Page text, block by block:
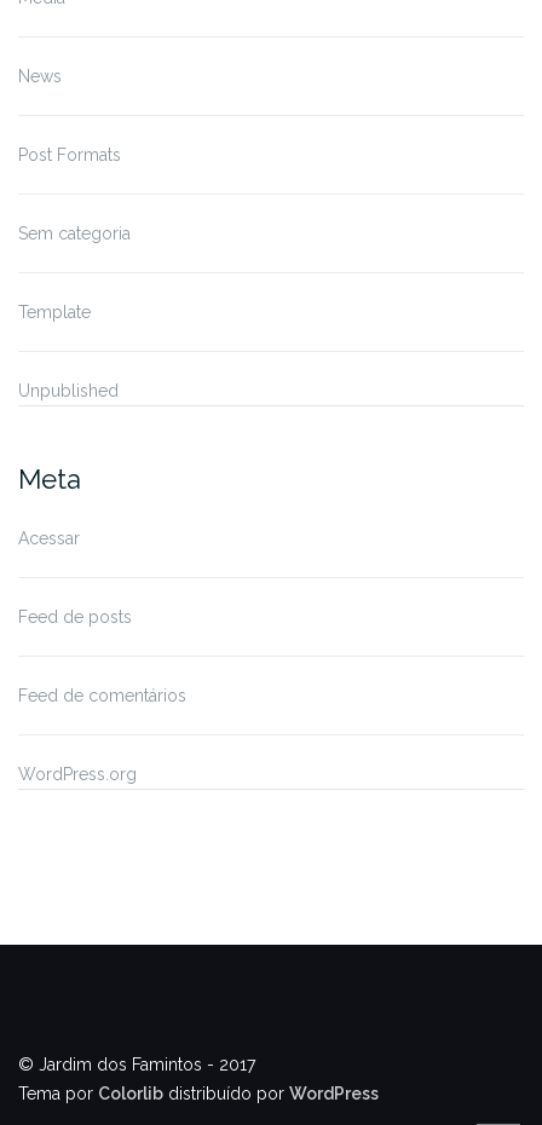
News
Post Formats
Sem categoria
Template
Unpublished
Meta
Acessar
Feed de posts
Feed de comentários
WordPress.org
© Jardim dos Famintos - 2017
Tema por Colorlib distribuído por WordPress